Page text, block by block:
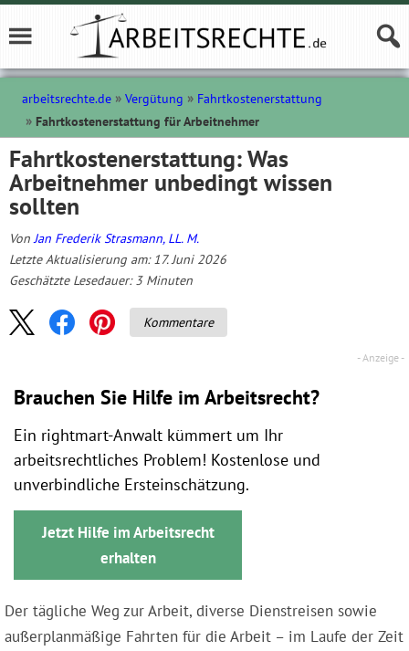
arbeitsrechte.de Vergütung
Fahrtkostenerstattung
Fahrtkostenerstattung für Arbeitnehmer
Fahrtkostenerstattung: Was
Arbeitnehmer unbedingt wissen
sollten
VonJan Frederik Strasmann, LL. M.
Letzte Aktualisierung am: 17. Juni 2026
Geschätzte Lesedauer: 3 Minuten
Kommentare
Brauchen Sie Hilfe im Arbeitsrecht?
Ein rightmart-Anwalt kümmert um Ihr
arbeitsrechtliches Problem! Kostenlose und
unverbindliche Ersteinschätzung.
Jetzt Hilfe im Arbeitsrecht
erhalten
Der tägliche Weg zur Arbeit, diverse Dienstreisen sowie
außerplanmäßige Fahrten für die Arbeit – im Laufe der Zeit